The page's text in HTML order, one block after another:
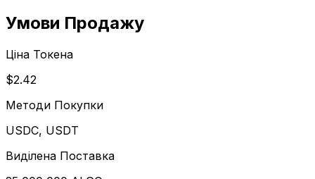
Умови Продажу
Ціна Токена
$2.42
Методи Покупки
USDC, USDT
Виділена Поставка